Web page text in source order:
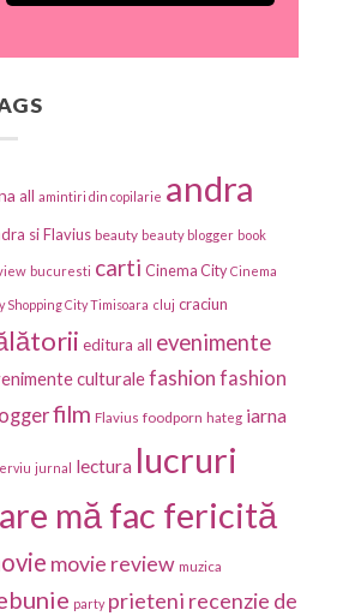
all amintiri din copilarie andra
si Flavius beauty beauty blogger book
bucuresti carti Cinema City Cinema
Shopping City Timisoara cluj craciun
editura all evenimente
culturalefashion fashion
film Flavius foodporn hateg iarna
jurnal lectura lucruri
mă fac fericită
movie review muzica
party prieteni recenzie de